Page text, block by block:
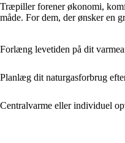
Træpiller forener økonomi,
måde. For dem, der ønsker en
Forlæng levetiden på dit
Planlæg dit naturgasforbrug
Centralvarme eller individuel